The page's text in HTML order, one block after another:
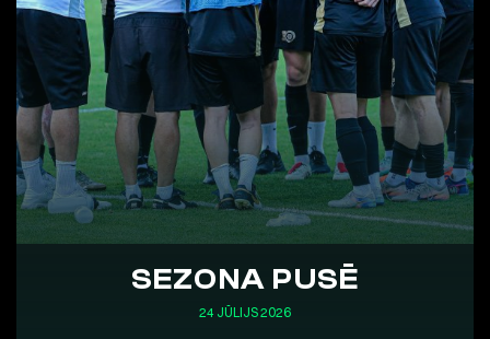
SEZONA PUSĒ
24 JŪLIJS 2026